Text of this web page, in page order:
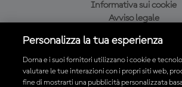
Informativa sui cookie
Avviso legale
Condizioni di acquisto
Personalizza la tua esperienza
Dorna e i suoi fornitori utilizzano i cookie e
valutare le tue interazioni con i propri siti web,
fine di mostrarti una pubblicità personalizzata